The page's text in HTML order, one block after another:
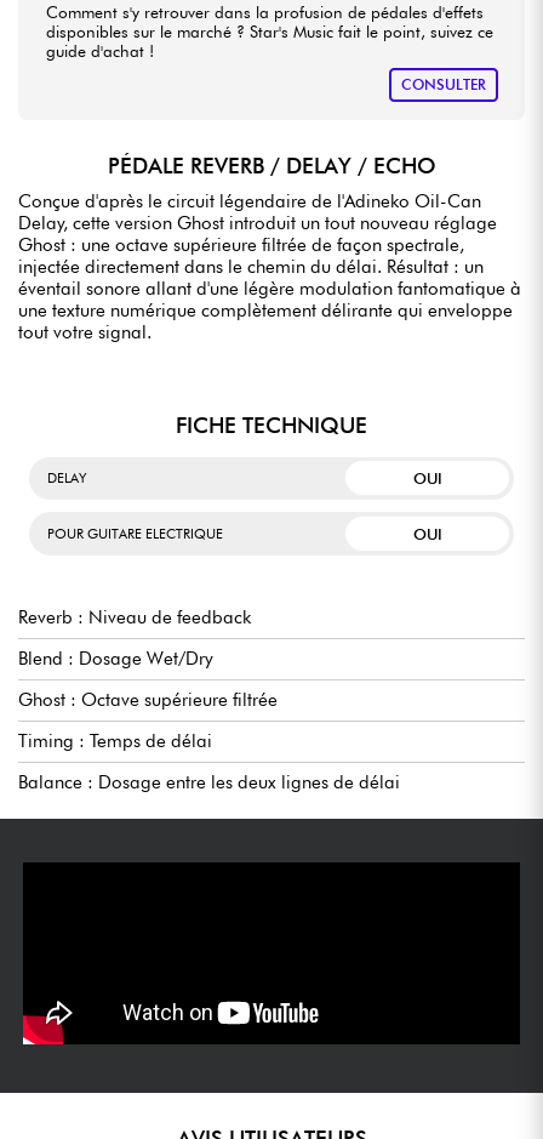
Comment s'y retrouver dans la profusion de pédales d'effets
disponibles sur le marché ? Star's Music fait le point, suivez ce
guide d'achat !
CONSULTER
PÉDALE REVERB / DELAY / ECHO
Conçue d'après le circuit légendaire de l'Adineko Oil-Can
Delay, cette version Ghost introduit un tout nouveau réglage
Ghost : une octave supérieure filtrée de façon spectrale,
injectée directement dans le chemin du délai. Résultat : un
éventail sonore allant d'une légère modulation fantomatique à
une texture numérique complètement délirante qui enveloppe
tout votre signal.
FICHE TECHNIQUE
DELAY OUI
POUR GUITARE ELECTRIQUE OUI
Reverb : Niveau de feedback
Blend : Dosage Wet/Dry
Ghost : Octave supérieure filtrée
Timing : Temps de délai
Balance : Dosage entre les deux lignes de délai